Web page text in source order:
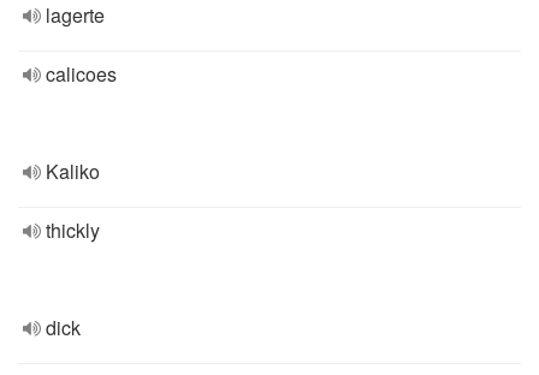
lagerte
calicoes
Kaliko
thickly
dick